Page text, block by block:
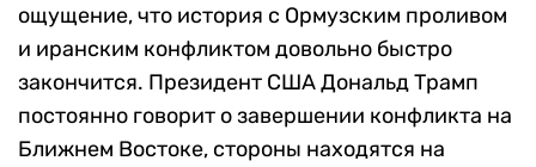
ощущение, что история с Ормузским проливом
и иранским конфликтом довольно быстро
закончится. Президент США Дональд Трамп
постоянно говорит о завершении конфликта на
Ближнем Востоке, стороны находятся на